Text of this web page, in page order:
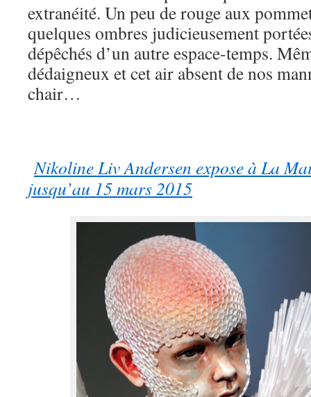
extranéité. Un peu de rouge aux
quelques ombres judicieusement
dépêchés d’un autre espace-temps.
dédaigneux et cet air absent de nos
chair…
Nikoline Liv Andersen expose à La
jusqu’au 15 mars 2015